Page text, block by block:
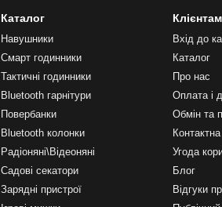
Каталог
Навушники
Смарт годинники
Тактичні годинники
Bluetooth гарнітури
Повербанки
Bluetooth колонки
Радіоняні\Відеоняні
Садові секатори
Зарядні пристрої
Клієнтам
Вхід до
Каталог
Про нас
Оплата і
Обмін та
Угода
Блог
Відгуки